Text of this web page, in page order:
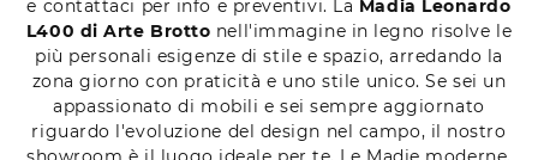
e contattaci per info e preventivi. La Madia Leonardo
L400 di Arte Brotto nell'immagine in legno risolve le
più personali esigenze di stile e spazio, arredando la
zona giorno con praticità e uno stile unico. Se sei un
appassionato di mobili e sei sempre aggiornato
riguardo l'evoluzione del design nel campo, il nostro